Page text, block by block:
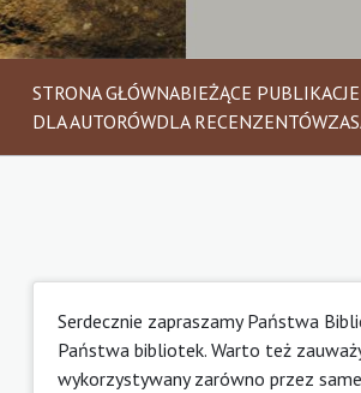
STRONA GŁÓWNABIEŻĄCE
DLA AUTORÓWDLA RECENZENTÓW
Serdecznie zapraszamy Państwa
Państwa bibliotek. Warto też
wykorzystywany zarówno przez